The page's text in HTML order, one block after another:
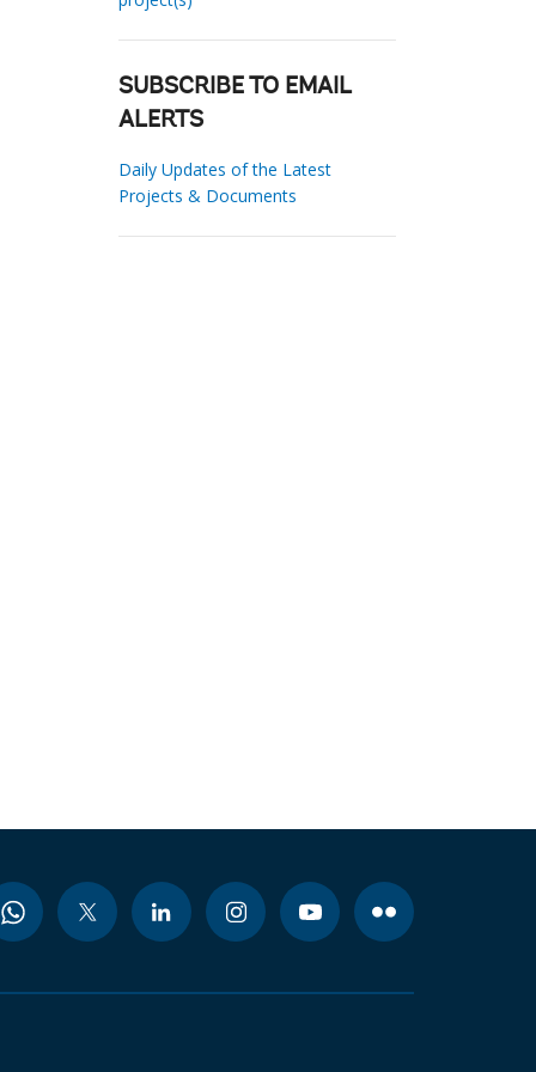
SUBSCRIBE TO EMAIL
ALERTS
Daily Updates of the Latest
Projects & Documents